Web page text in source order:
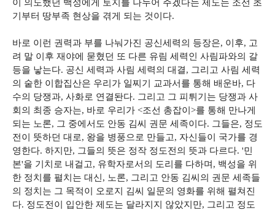
이 의도했던 백성에게 토지를 나누어 주겠다는 제도는 조선 초
기부터 땅부족 현상을 겪게 되는 것이다.
바로 이런 권력과 부를 나눠가진 공신세력의 등장은, 이후, 고
려 말 이후 재야에 묻혔던 또 다른 유림 세력인 사림파와의 갈
등을 낳는다. 공신 세력과 사림 세력의 대결, 그리고 사림 세력
의 숱한 이합집산은 우리가 일찌기 교과서를 통해 배운바, 다
수의 당쟁과, 사화로 연결돤다. 그리고 그 피튀기는 당쟁과 사
회의 최종 승자는, 바로 우리가 <조선 총잡이>를 통해 만나게
되는 노론, 그 중에서도 안동 김씨 권문 세족이다. 그들은, 정도
전이 뜻하던 대로, 왕을 병풍으로 만들고, 자신들이 국가를 경
영한다. 하지만, 그들의 뜻은 정작 정도전의 뜻과 다르다. '민
본'을 기치로 내걸고, 유학자로서의 도리를 다하며, 백성을 위
한 정치를 펼치는 대신, 노론, 그리고 안동 김씨의 권문 세족들
의 정치는 그 목적이 오로지 김씨 일문의 영화를 위해 펼쳐진
다. 정도전이 입안한 제도는 달라지지 않았지만, 그리고 정도